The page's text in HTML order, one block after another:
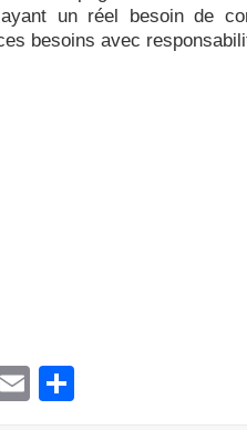
un réel besoin de
besoins avec
M
E